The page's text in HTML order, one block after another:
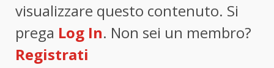
visualizzare questo contenuto. Si
prega Log In. Non sei un membro?
Registrati